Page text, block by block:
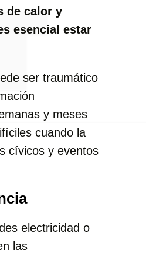
de calor y
esencial estar
ser traumático
y meses
cuando la
cívicos y eventos
electricidad o
las